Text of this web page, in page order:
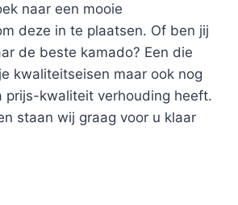
naar een mooie
deze in te plaatsen. Of ben jij
de beste kamado? Een die
kwaliteitseisen maar ook nog
prijs-kwaliteit verhouding heeft.
staan wij graag voor u klaar